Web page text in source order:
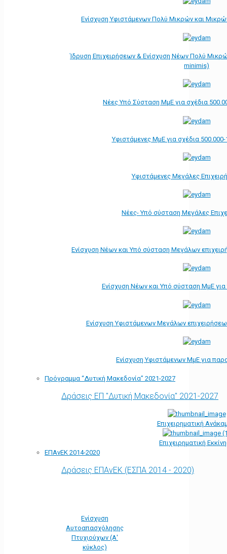
Ενίσχυση Υφιστάμενων Πολύ Μικρών και
Ίδρυση Επιχειρήσεων & Ενίσχυση Νέων Πολύ
minimis)
Νέες Υπό Σύσταση ΜμΕ για σχέδια
Υφιστάμενες ΜμΕ για σχέδια
Υφιστάμενες Μεγάλες
Νέες- Υπό σύσταση Μεγάλες
Ενίσχυση Νέων και Υπό σύσταση Μεγάλων
Ενίσχυση Νέων και Υπό σύσταση ΜμΕ
Ενίσχυση Υφιστάμενων Μεγάλων
Ενίσχυση Υφιστάμενων ΜμΕ για
Πρόγραμμα “Δυτική Μακεδονία” 2021-2027
Δράσεις ΕΠ "Δυτική Μακεδονία" 2021-2027
Επιχειρηματική
Επιχειρηματική
ΕΠΑνΕΚ 2014-2020
Δράσεις ΕΠΑνΕΚ (ΕΣΠΑ 2014 - 2020)
Ενίσχυση
Αυτοαπασχόλησης
Πτυχιούχων (Α'
κύκλος)